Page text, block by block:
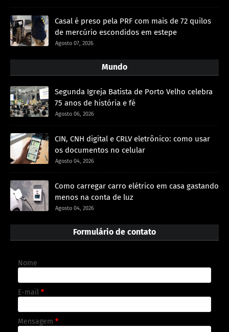
Casal é preso pela PRF com mais de 72 quilos
de mercúrio escondidos em estepe
Agosto 07, 2026
Mundo
Segunda Igreja Batista de Porto Velho celebra
75 anos de história e fé
Agosto 06, 2026
CIN, CNH digital e CRLV eletrônico: como usar
os documentos no celular
Agosto 04, 2026
Como carregar carro elétrico em casa gastando
menos na conta de luz
Agosto 04, 2026
Formulário de contato
Nome
E-mail *
Mensagem *